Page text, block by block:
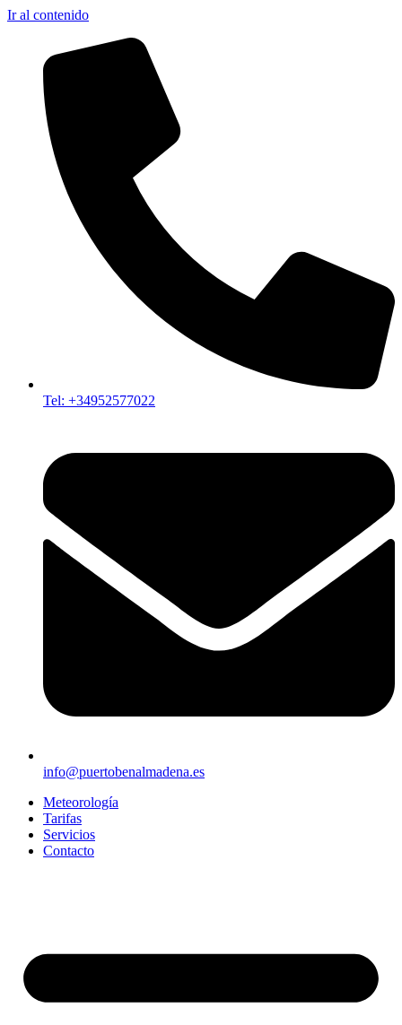
Ir al contenido
Tel: +34952577022
info@puertobenalmadena.es
Meteorología
Tarifas
Servicios
Contacto